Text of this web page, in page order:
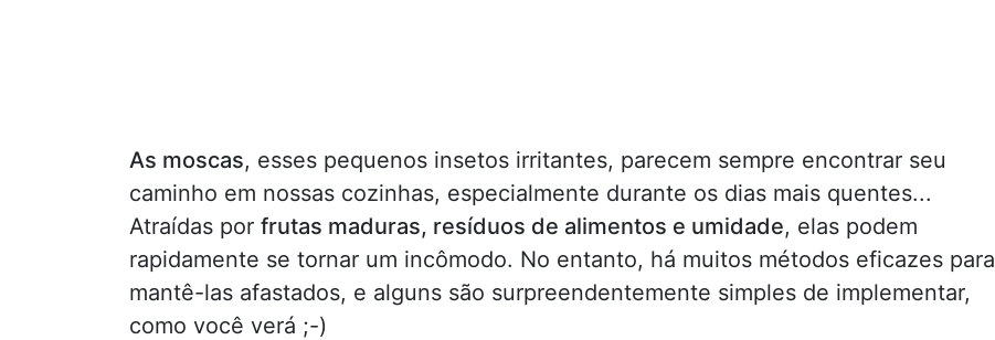
As moscas, esses pequenos insetos irritantes, parecem sempre encontrar seu
caminho em nossas cozinhas, especialmente durante os dias mais quentes...
Atraídas por frutas maduras, resíduos de alimentos e umidade, elas podem
rapidamente se tornar um incômodo. No entanto, há muitos métodos eficazes para
mantê-las afastados, e alguns são surpreendentemente simples de implementar,
como você verá ;-)